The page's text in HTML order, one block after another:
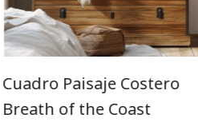
Cuadro Paisaje Costero
Breath of the Coast